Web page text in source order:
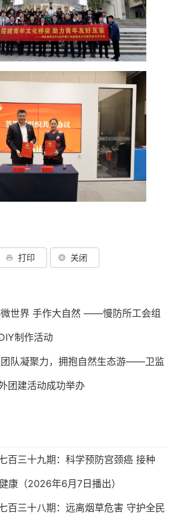
打印 关闭
世界 手作大自然 ——慢防所工会组
制作活动
队凝聚力，拥抱自然生态游——卫监
团建活动成功举办
百三十九期：科学预防宫颈癌 接种
康（2026年6月7日播出）
百三十八期：远离烟草危害 守护全民